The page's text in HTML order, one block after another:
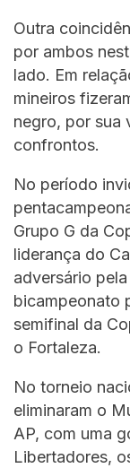
Outra
por ambos
lado. Em
mineiros
negro, por sua
confrontos.
No período
Grupo G da
liderança do
adversário
bicampeonato
semifinal da
o Fortaleza.
No torneio
eliminaram o
AP, com uma
Libertadores,